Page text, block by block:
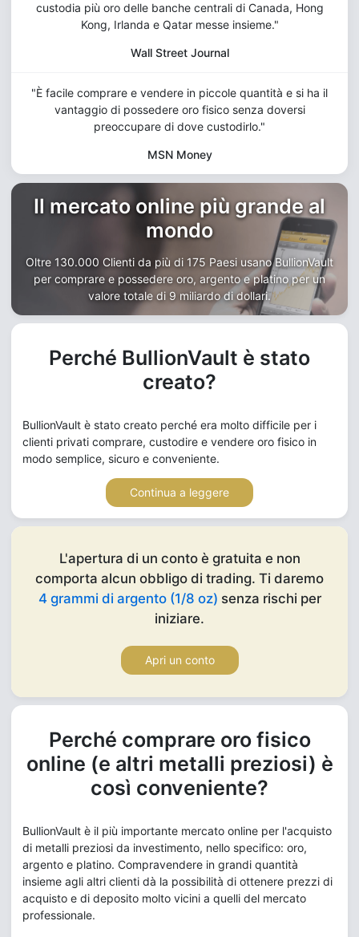
custodia più oro delle banche centrali di Canada, Hong
Kong, Irlanda e Qatar messe insieme."
Wall Street Journal
"È facile comprare e vendere in piccole quantità e si ha il
vantaggio di possedere oro fisico senza doversi
preoccupare di dove custodirlo."
MSN Money
Il mercato online più grande al
mondo
Oltre 130.000 Clienti da più di 175 Paesi usano BullionVault
per comprare e possedere oro, argento e platino per un
valore totale di 9 miliardo di dollari.
Perché BullionVault è stato
creato?
BullionVault è stato creato perché era molto difficile per i
clienti privati comprare, custodire e vendere oro fisico in
modo semplice, sicuro e conveniente.
Continua a leggere
L'apertura di un conto è gratuita e non
comporta alcun obbligo di trading. Ti daremo
4 grammi di argento (1/8 oz) senza rischi per
iniziare.
Apri un conto
Perché comprare oro fisico
online (e altri metalli preziosi) è
così conveniente?
BullionVault è il più importante mercato online per l'acquisto
di metalli preziosi da investimento, nello specifico: oro,
argento e platino. Compravendere in grandi quantità
insieme agli altri clienti dà la possibilità di ottenere prezzi di
acquisto e di deposito molto vicini a quelli del mercato
professionale.